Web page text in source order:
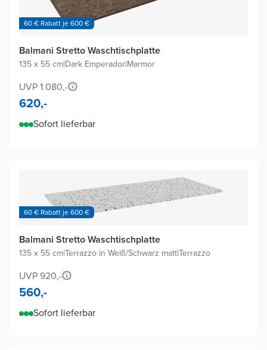
60 € Rabatt je 600 €
Balmani Stretto Waschtischplatte
135 x 55 cm|Dark Emperador|Marmor
UVP 1.080,-
620,-
Sofort lieferbar
60 € Rabatt je 600 €
Balmani Stretto Waschtischplatte
135 x 55 cm|Terrazzo in Weiß/Schwarz matt|Terrazzo
UVP 920,-
560,-
Sofort lieferbar